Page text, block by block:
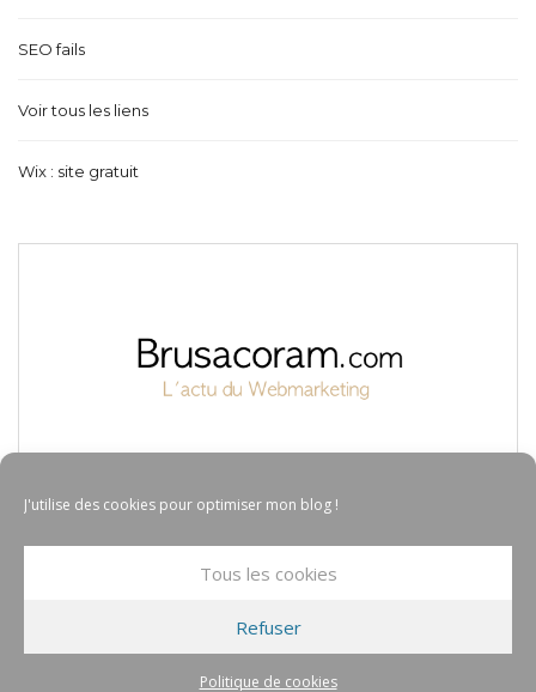
J'utilise des cookies pour optimiser mon blog !
Tous les cookies
Refuser
Politique de cookies
SEO fails
Voir tous les liens
Wix : site gratuit
© COPYRIGHT BRUSACORAM 2017
TOUS DROITS RÉSERVÉS